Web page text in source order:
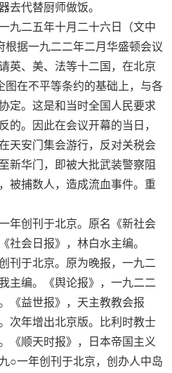
去代替厨师做饭。
二五年十月二十六日（文中
根据一九二二年二月华盛顿会议
英、美、法等十二国，在北京
图在不平等条约的基础上，与各
定。这是和当时全国人民要求
的。因此在会议开幕的当日，
天安门集会游行，反对关税会
新华门，即被大批武装警察阻
被捕数人，造成流血事件。重
创刊于北京。原名《新社会
社会日报》，林白水主编。
刊于北京。原为晚报，一九二
主编。《舆论报》，一九二二
《益世报》，天主教教会报
次年增出北京版。比利时教士
《顺天时报》，日本帝国主义
○一年创刊于北京，创办人中岛